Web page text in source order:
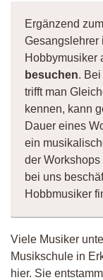
Ergänzend
Gesangslehrer
Hobbymusiker
besuchen.
trifft man
kennen, kann
Dauer eines
ein
der Workshops
bei uns
Hobbmusiker
Viele Musiker
Musikschule in
hier. Sie